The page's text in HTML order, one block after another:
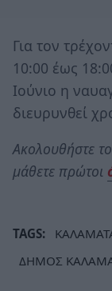
Για τον
10:00 έως
Ιούνιο η
διευρυνθεί
Ακολουθήστε το
μάθετε πρώτοι
TAGS:
ΔΗΜΟΣ